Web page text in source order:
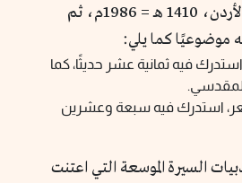
الإسلامية، بعمان، الأردن، 1410 هـ = 1986م، ثم
كما يلي:
فيه ثمانية عشر حديثًا، كما
استدرك فيه سبعة وعشرين
السيرة الموسعة التي اعتنت